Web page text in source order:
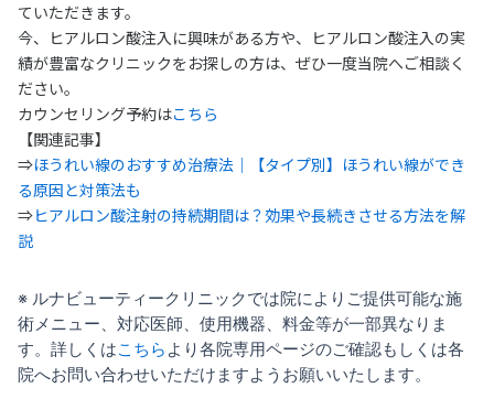
ていただきます。
今、ヒアルロン酸注入に興味がある方や、ヒアルロン酸注入の実
績が豊富なクリニックをお探しの方は、ぜひ一度当院へご相談く
ださい。
カウンセリング予約はこちら
【関連記事】
⇒ほうれい線のおすすめ治療法｜【タイプ別】ほうれい線ができ
る原因と対策法も
⇒ヒアルロン酸注射の持続期間は？効果や長続きさせる方法を解
説
※ ルナビューティークリニックでは院によりご提供可能な施
術メニュー、対応医師、使用機器、料金等が一部異なりま
す。詳しくはこちら より各院専用ページのご確認もしくは各
院へお問い合わせいただけますようお願いいたします。